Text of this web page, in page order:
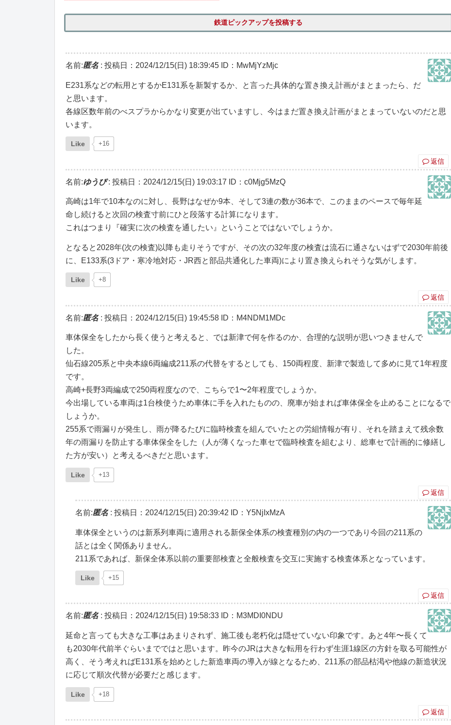
鉄道ピックアップを投稿する
名前:匿名: 投稿日：2024/12/15(日) 18:39:45 ID：MwMjYzMjc
E231系などの転用とするかE131系を新製するか、と言った具体的な置き換え計画がまとまったら、だ
と思います。
各線区数年前のべスプラからかなり変更が出ていますし、今はまだ置き換え計画がまとまっていないのだと思
います。
Like +16
返信
名前:ゆうぴ: 投稿日：2024/12/15(日) 19:03:17 ID：c0Mjg5MzQ
高崎は1年で10本なのに対し、長野はなぜか9本、そして3連の数が36本で、このままのペースで毎年延
命し続けると次回の検査寸前にひと段落する計算になります。
これはつまり『確実に次の検査を通したい』ということではないでしょうか。
となると2028年(次の検査)以降も走りそうですが、その次の32年度の検査は流石に通さないはずで2030年前後
に、E133系(3ドア・寒冷地対応・JR西と部品共通化した車両)により置き換えられそうな気がします。
Like +8
返信
名前:匿名: 投稿日：2024/12/15(日) 19:45:58 ID：M4NDM1MDc
車体保全をしたから長く使うと考えると、では新津で何を作るのか、合理的な説明が思いつきませんで
した。
仙石線205系と中央本線6両編成211系の代替をするとしても、150両程度、新津で製造して多めに見て1年程度
です。
高崎+長野3両編成で250両程度なので、こちらで1〜2年程度でしょうか。
今出場している車両は1台検使うため車体に手を入れたものの、廃車が始まれば車体保全を止めることになるで
しょうか。
255系で雨漏りが発生し、雨が降るたびに臨時検査を組んでいたとの労組情報が有り、それを踏まえて残余数
年の雨漏りを防止する車体保全をした（人が薄くなった車セで臨時検査を組むより、総車セで計画的に修繕し
た方が安い）と考えるべきだと思います。
Like +13
返信
名前:匿名: 投稿日：2024/12/15(日) 20:39:42 ID：Y5NjIxMzA
車体保全というのは新系列車両に適用される新保全体系の検査種別の内の一つであり今回の211系の
話とは全く関係ありません。
211系であれば、新保全体系以前の重要部検査と全般検査を交互に実施する検査体系となっています。
Like +15
返信
名前:匿名: 投稿日：2024/12/15(日) 19:58:33 ID：M3MDI0NDU
延命と言っても大きな工事はあまりされず、施工後も老朽化は隠せていない印象です。あと4年〜長くて
も2030年代前半ぐらいまでではと思います。昨今のJRは大きな転用を行わず生涯1線区の方針を取る可能性が
高く、そう考えればE131系を始めとした新造車両の導入が線となるため、211系の部品枯渇や他線の新造状況
に応じて順次代替が必要だと感じます。
Like +18
返信